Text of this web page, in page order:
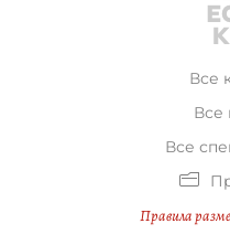
Все
Все
Все
Правила